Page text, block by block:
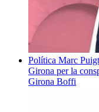
Política Marc
Girona per la
Girona Boffi